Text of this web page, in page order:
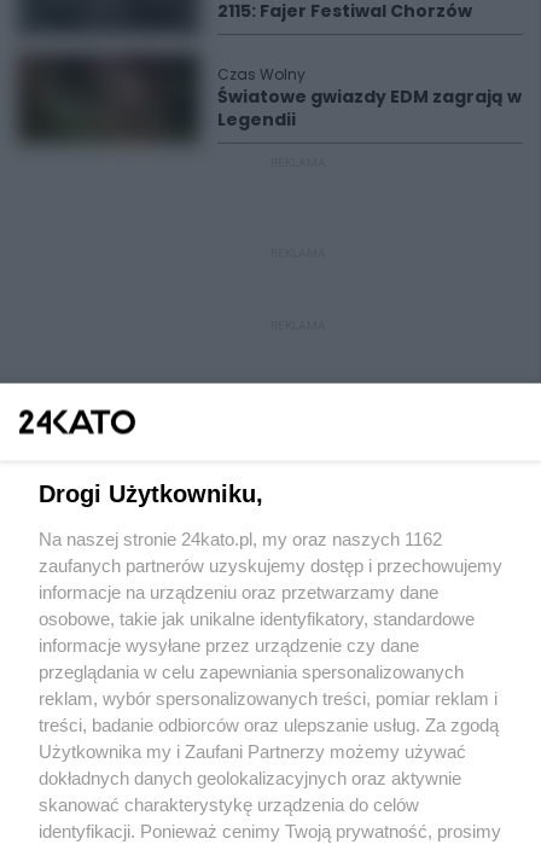
2115: Fajer Festiwal Chorzów
Czas Wolny
Światowe gwiazdy EDM zagrają w
Legendii
Wydawca mediów lokalnych
Nie zapomnij
zapoznać się z:
polityką prywatności regulamin korzystania z portali
Twojemiasto
Piekary Śląskie
Chorzów
Tarnowskie Góry
Skontakuj sięz nami
Kontakt
Wydawca
Redakcja
Drogi Użytkowniku,
Na naszej stronie 24kato.pl, my oraz naszych 1162
zaufanych partnerów uzyskujemy dostęp i przechowujemy
informacje na urządzeniu oraz przetwarzamy dane
osobowe, takie jak unikalne identyfikatory, standardowe
informacje wysyłane przez urządzenie czy dane
przeglądania w celu zapewniania spersonalizowanych
reklam, wybór spersonalizowanych treści, pomiar reklam i
treści, badanie odbiorców oraz ulepszanie usług. Za zgodą
Użytkownika my i Zaufani Partnerzy możemy używać
dokładnych danych geolokalizacyjnych oraz aktywnie
skanować charakterystykę urządzenia do celów
identyfikacji. Ponieważ cenimy Twoją prywatność, prosimy